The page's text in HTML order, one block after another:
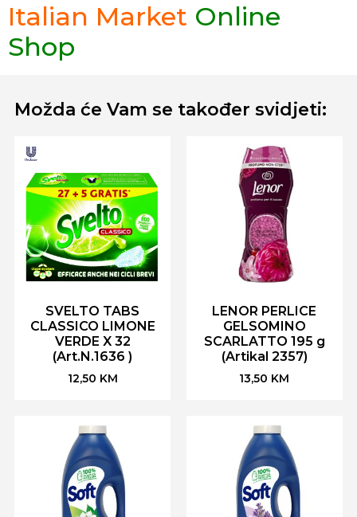
Italian Market Online
Shop
Možda će Vam se također svidjeti:
SVELTO TABS
CLASSICO LIMONE
VERDE X 32
(Art.N.1636 )
12,50 KM
LENOR PERLICE
GELSOMINO
SCARLATTO 195 g
(Artikal 2357)
13,50 KM